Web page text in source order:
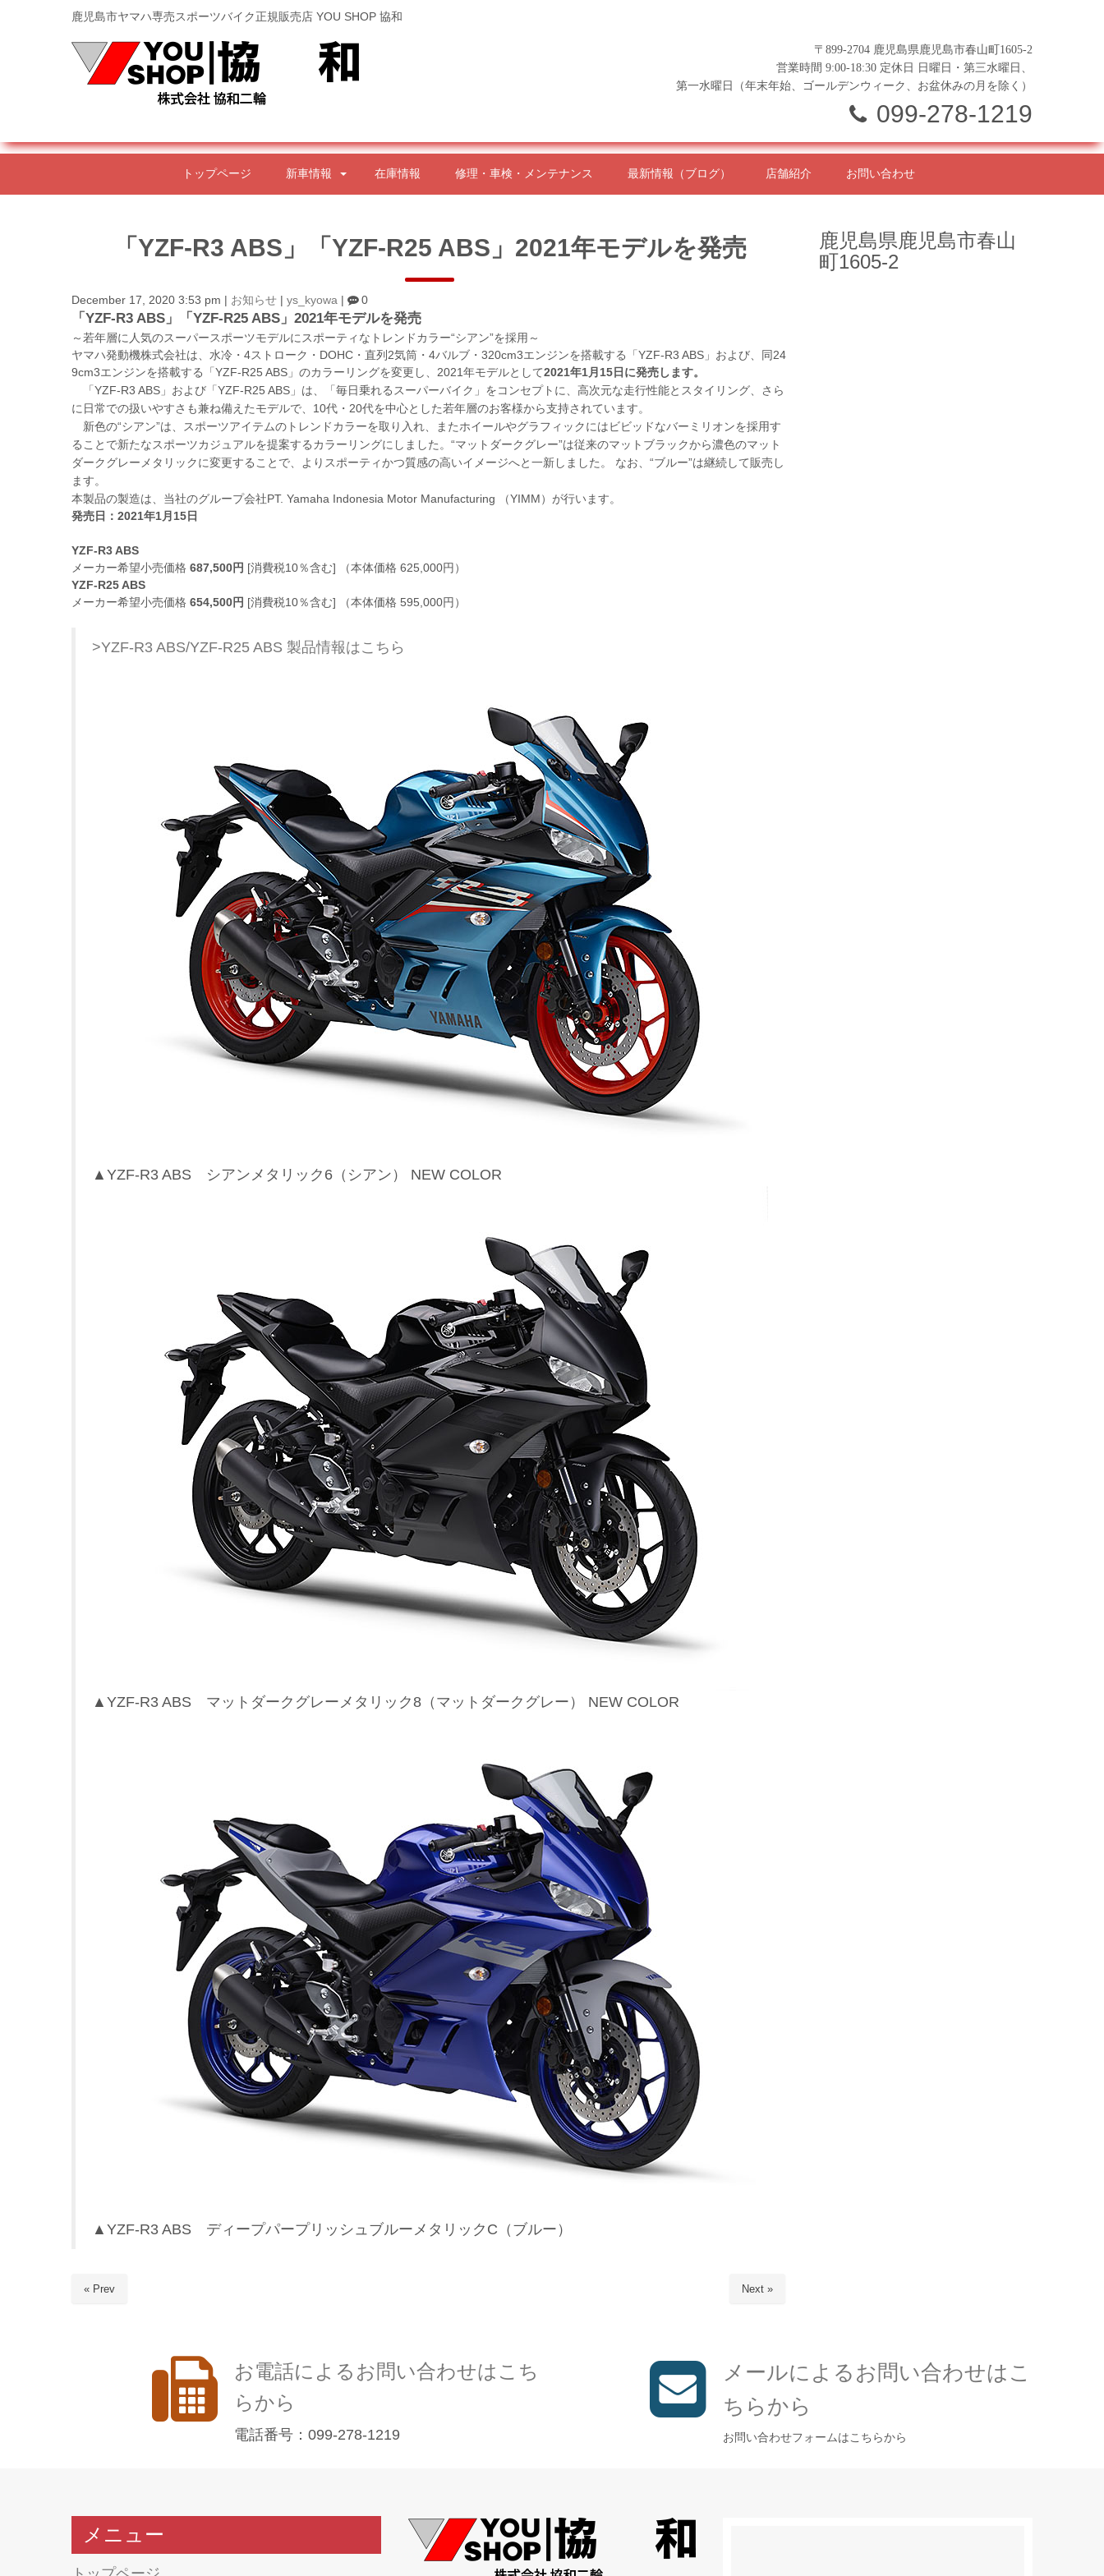
鹿児島市ヤマハ専売スポーツバイク正規販売店 YOU SHOP 協和
〒899-2704 鹿児島県鹿児島市春山町1605-2
営業時間 9:00-18:30 定休日 日曜日・第三水曜日、
第一水曜日（年末年始、ゴールデンウィーク、お盆休みの月を除く）
099-278-1219
トップページ 新車情報 在庫情報 修理・車検・メンテナンス 最新情報（ブログ） 店舗紹介 お問い合わせ
「YZF-R3 ABS」「YZF-R25 ABS」2021年モデルを発売
December 17, 2020 3:53 pm お知らせ ys_kyowa 0
「YZF-R3 ABS」「YZF-R25 ABS」2021年モデルを発売
～若年層に人気のスーパースポーツモデルにスポーティなトレンドカラー“シアン”を採用～
ヤマハ発動機株式会社は、水冷・4ストローク・DOHC・直列2気筒・4バルブ・320cm3エンジンを搭載する「YZF-R3 ABS」および、同24
9cm3エンジンを搭載する「YZF-R25 ABS」のカラーリングを変更し、2021年モデルとして2021年1月15日に発売します。
「YZF-R3 ABS」および「YZF-R25 ABS」は、「毎日乗れるスーパーバイク」をコンセプトに、高次元な走行性能とスタイリング、さら
に日常での扱いやすさも兼ね備えたモデルで、10代・20代を中心とした若年層のお客様から支持されています。
新色の“シアン”は、スポーツアイテムのトレンドカラーを取り入れ、またホイールやグラフィックにはビビッドなバーミリオンを採用す
ることで新たなスポーツカジュアルを提案するカラーリングにしました。“マットダークグレー”は従来のマットブラックから濃色のマット
ダークグレーメタリックに変更することで、よりスポーティかつ質感の高いイメージへと一新しました。 なお、“ブルー”は継続して販売し
ます。
本製品の製造は、当社のグループ会社PT. Yamaha Indonesia Motor Manufacturing （YIMM）が行います。
発売日：2021年1月15日
YZF-R3 ABS
メーカー希望小売価格 687,500円 [消費税10％含む] （本体価格 625,000円）
YZF-R25 ABS
メーカー希望小売価格 654,500円 [消費税10％含む] （本体価格 595,000円）
>YZF-R3 ABS/YZF-R25 ABS 製品情報はこちら
▲YZF-R3 ABS シアンメタリック6（シアン） NEW COLOR
▲YZF-R3 ABS マットダークグレーメタリック8（マットダークグレー） NEW COLOR
▲YZF-R3 ABS ディープパープリッシュブルーメタリックC（ブルー）
« Prev Next »
鹿児島県鹿児島市春山
町1605-2
お電話によるお問い合わせはこち
らから
電話番号：099-278-1219
メールによるお問い合わせはこ
ちらから
お問い合わせフォームはこちらから
メニュー